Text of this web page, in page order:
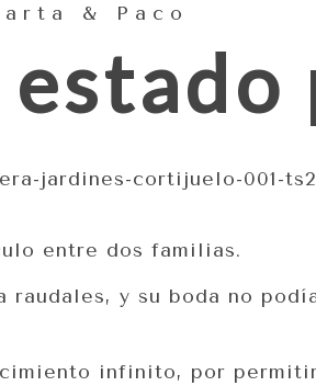
& Paco
entre dos familias.
y su boda no
infinito, por